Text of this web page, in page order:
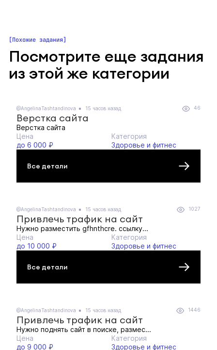
Похожие задания
Посмотрите еще задания
из этой же категории
@AngelinaTashtandinova 15 часов назад 46
Верстка сайта
Верстка сайта
Цена
до 6 000 ₽
Категория
Здоровье и фитнес
Все детали
@AngelinaTashtandinova 15 часов назад 1027
Привлечь трафик на сайт
Нужно разместить gfhnthcre. ссылку...
Цена
до 10 000 ₽
Категория
Здоровье и фитнес
Все детали
@AngelinaTashtandinova 15 часов назад 1446
Привлечь трафик на сайт
Нужно поднять сайт в поиске, размес...
Цена
до 9 000 ₽
Категория
Здоровье и фитнес